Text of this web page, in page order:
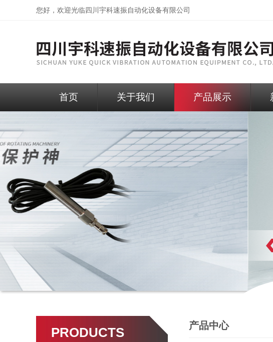
您好，欢迎光临 四川宇科速振自动化设备有限公司
首页 关于我们 产品展示
PRODUCTS 产品中心